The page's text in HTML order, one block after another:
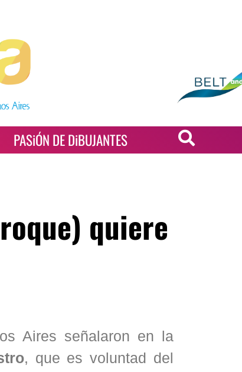
PASiÓN DE DiBUJANTES
quiere
Aires señalaron en la
, que es voluntad del